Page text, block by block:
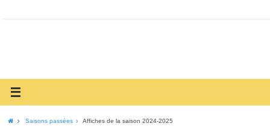
Saisons passées Affiches de la saison 2024-2025